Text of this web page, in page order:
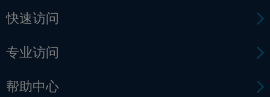
快速访问
专业访问
帮助中心